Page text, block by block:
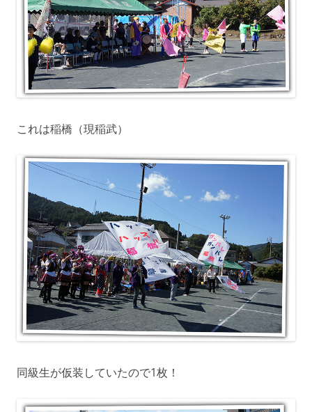
これは稲橋（現稲武）
同級生が仮装していたので1枚！